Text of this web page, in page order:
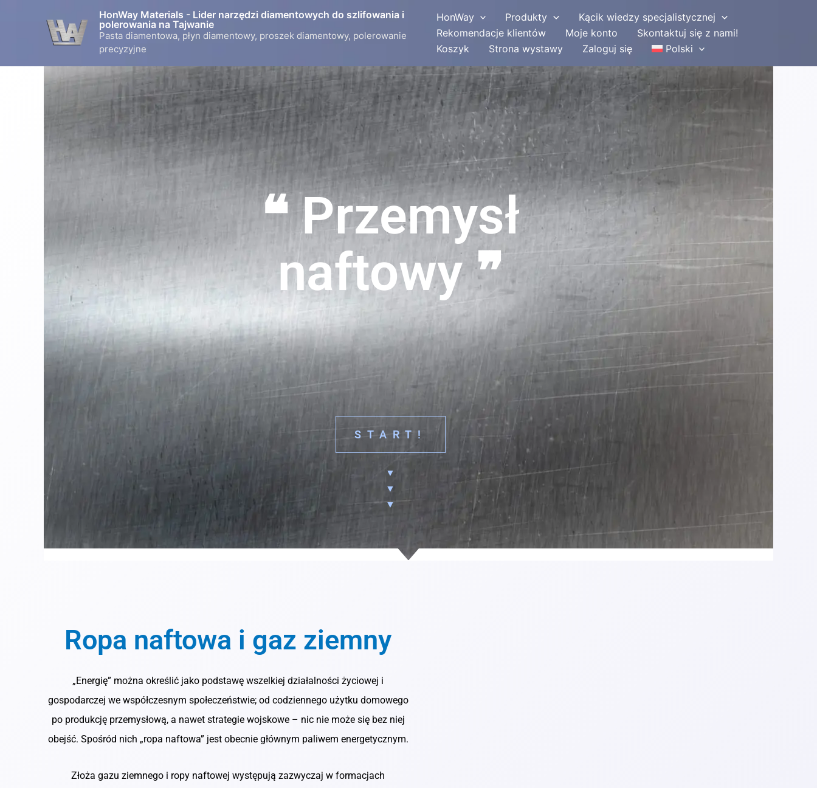
HonWay Materials - Lider narzędzi diamentowych do szlifowania i
polerowania na Tajwanie
Pasta diamentowa, płyn diamentowy, proszek diamentowy, polerowanie
precyzyjne
HonWay Produkty
Kącik wiedzy specjalistycznej
Rekomendacje klientów
Moje konto
Skontaktuj się z nami!
Koszyk
Strona wystawy Zaloguj się Polski
❝ Przemysł
naftowy ❞
START!
▼
▼
▼
Ropa naftowa i gaz ziemny
„Energię” można określić jako podstawę wszelkiej działalności życiowej i
gospodarczej we współczesnym społeczeństwie; od codziennego użytku domowego
po produkcję przemysłową, a nawet strategie wojskowe – nic nie może się bez niej
obejść. Spośród nich „ropa naftowa” jest obecnie głównym paliwem energetycznym.
Złoża gazu ziemnego i ropy naftowej występują zazwyczaj w formacjach